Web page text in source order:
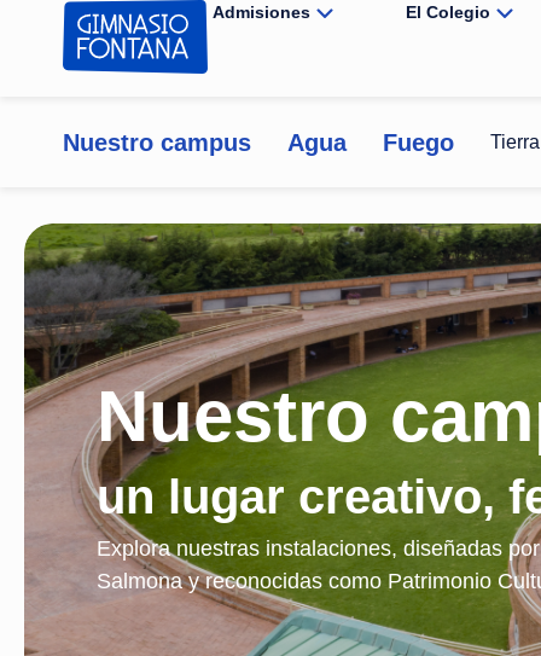
Admisiones El Colegio
Nuestro campus Agua Fuego Tierra
Nuestro
un lugar creativo,
Explora nuestras instalaciones, diseñadas
Salmona y reconocidas como Patrimonio